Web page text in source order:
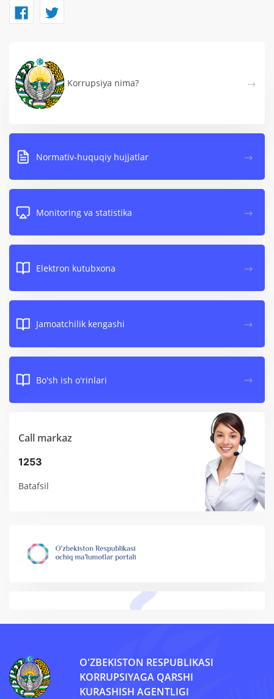
Korrupsiya nima?
Normativ-huquqiy hujjatlar
Monitoring va statistika
Elektron kutubxona
Jamoatchilik kengashi
Bo'sh ish o'rinlari
Call markaz
1253
Batafsil
O'ZBEKISTON RESPUBLIKASI
KORRUPSIYAGA QARSHI
KURASHISH AGENTLIGI